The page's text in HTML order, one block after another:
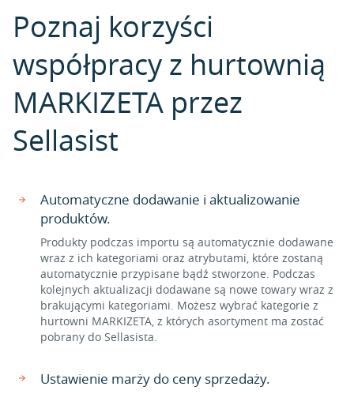
Poznaj korzyści
współpracy z hurtownią
MARKIZETA przez
Sellasist
Automatyczne dodawanie i aktualizowanie
produktów.
Produkty podczas importu są automatycznie dodawane
wraz z ich kategoriami oraz atrybutami, które zostaną
automatycznie przypisane bądź stworzone. Podczas
kolejnych aktualizacji dodawane są nowe towary wraz z
brakującymi kategoriami. Możesz wybrać kategorie z
hurtowni MARKIZETA, z których asortyment ma zostać
pobrany do Sellasista.
Ustawienie marży do ceny sprzedaży.